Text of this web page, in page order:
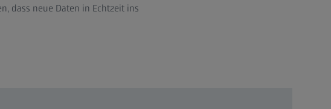
dass neue Daten in Echtzeit ins